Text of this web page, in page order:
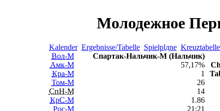
Молодежное
Kalender Ergebnisse/Tabelle Spielplдne Kreuztabelle
Вол-М
Амк-М
Кра-М
Том-М
СпН-М
КрС-М
Рос-М
Спартак-Нальчик-М (Нальчик)
57,17%
1
26
14
1.86
21:21